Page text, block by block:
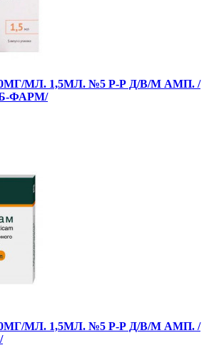
МЛ. 1,5МЛ. №5 Р-Р Д/В/М АМП. /
ФАРМ/
МЛ. 1,5МЛ. №5 Р-Р Д/В/М АМП. /